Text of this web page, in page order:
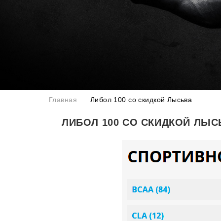
Главная Либол 100 со скидкой Лысьва
ЛИБОЛ 100 СО СКИДКОЙ